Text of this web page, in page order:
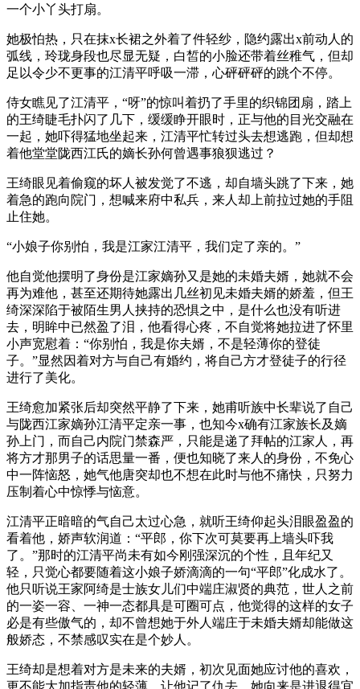
一个小丫头打扇。
她极怕热，只在抹x长裙之外着了件轻纱，隐约露出x前动人的
弧线，玲珑身段也尽显无疑，白皙的小脸还带着丝稚气，但却
足以令少不更事的江清平呼吸一滞，心砰砰砰的跳个不停。
侍女瞧见了江清平，“呀”的惊叫着扔了手里的织锦团扇，踏上
的王绮睫毛扑闪了几下，缓缓睁开眼时，正与他的目光交融在
一起，她吓得猛地坐起来，江清平忙转过头去想逃跑，但却想
着他堂堂陇西江氏的嫡长孙何曾遇事狼狈逃过？
王绮眼见着偷窥的坏人被发觉了不逃，却自墙头跳了下来，她
着急的跑向院门，想喊来府中私兵，来人却上前拉过她的手阻
止住她。
“小娘子你别怕，我是江家江清平，我们定了亲的。”
他自觉他摆明了身份是江家嫡孙又是她的未婚夫婿，她就不会
再为难他，甚至还期待她露出几丝初见未婚夫婿的娇羞，但王
绮深深陷于被陌生男人挟持的恐惧之中，是什么也没有听进
去，明眸中已然盈了泪，他看得心疼，不自觉将她拉进了怀里
小声宽慰着：“你别怕，我是你夫婿，不是轻薄你的登徒
子。”显然因着对方与自己有婚约，将自己方才登徒子的行径
进行了美化。
王绮愈加紧张后却突然平静了下来，她甫听族中长辈说了自己
与陇西江家嫡孙江清平定亲一事，也知今x确有江家族长及嫡
孙上门，而自己内院门禁森严，只能是递了拜帖的江家人，再
将方才那男子的话思量一番，便也知晓了来人的身份，不免心
中一阵恼怒，她气他唐突却也不想在此时与他不痛快，只努力
压制着心中惊悸与恼意。
江清平正暗暗的气自己太过心急，就听王绮仰起头泪眼盈盈的
看着他，娇声软润道：“平郎，你下次可莫要再上墙头吓我
了。”那时的江清平尚未有如今刚强深沉的个性，且年纪又
轻，只觉心都要随着这小娘子娇滴滴的一句“平郎”化成水了。
他只听说王家阿绮是士族女儿们中端庄淑贤的典范，世人之前
的一姿一容、一神一态都具是可圈可点，他觉得的这样的女子
必是有些傲气的，却不曾想她于外人端庄于未婚夫婿却能做这
般娇态，不禁感叹实在是个妙人。
王绮却是想着对方是未来的夫婿，初次见面她应讨他的喜欢，
更不能大加指责他的轻薄，让他记了仇去，她向来是进退得宜